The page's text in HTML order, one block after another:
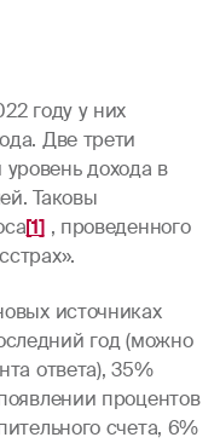
году у них
Две трети
дохода в
Таковы
[1] , проведенного
источниках
год (можно
ответа), 35%
процентов
счета, 6%